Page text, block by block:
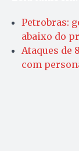
Petrobras:
abaixo do
Ataques de
com